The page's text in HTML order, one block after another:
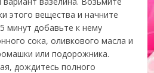
этого вещества и начните
минут добавьте к нему
сока, оливкового масла и
или подорожника.
дождитесь полного